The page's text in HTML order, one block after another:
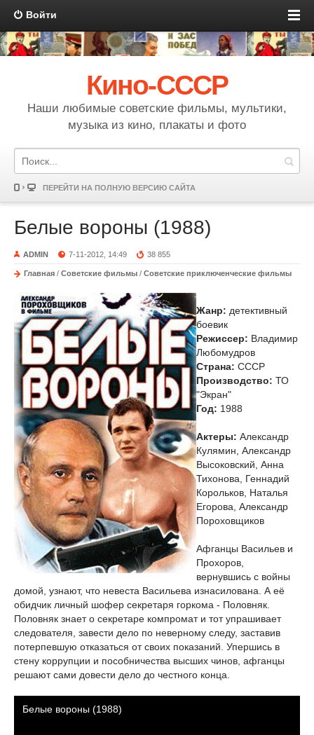
Войти
Кино-СССР
Наши любимые советские фильмы, мультики,
музыка из кино, плакаты и фото
ПЕРЕЙТИ НА ПОЛНУЮ ВЕРСИЮ САЙТА
Белые вороны (1988)
ADMIN 7-11-2012, 14:49 38 855
Главная / Советские фильмы / Советские приключенческие фильмы
Жанр: детективный
боевик
Режиссер: Владимир
Любомудров
Страна: СССР
Производство: ТО
"Экран"
Год: 1988
Актеры: Александр
Кулямин, Александр
Высоковский, Анна
Тихонова, Геннадий
Корольков, Наталья
Егорова, Александр
Пороховщиков
Афганцы Васильев и
Прохоров,
вернувшись с войны
домой, узнают, что невеста Васильева изнасилована. А её
обидчик личный шофер секретаря горкома - Половняк.
Половняк знает о секретаре компромат и тот упрашивает
следователя, завести дело по неверному следу, заставив
потерпевшую отказаться от своих показаний. Упершись в
стену коррупции и пособничества высших чинов, афганцы
решают сами довести дело до честного конца.